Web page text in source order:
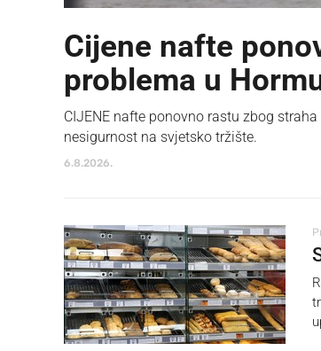
Cijene nafte
problema u
CIJENE nafte ponovno rastu zbog
nesigurnost na svjetsko tržište.
6.8.2026.